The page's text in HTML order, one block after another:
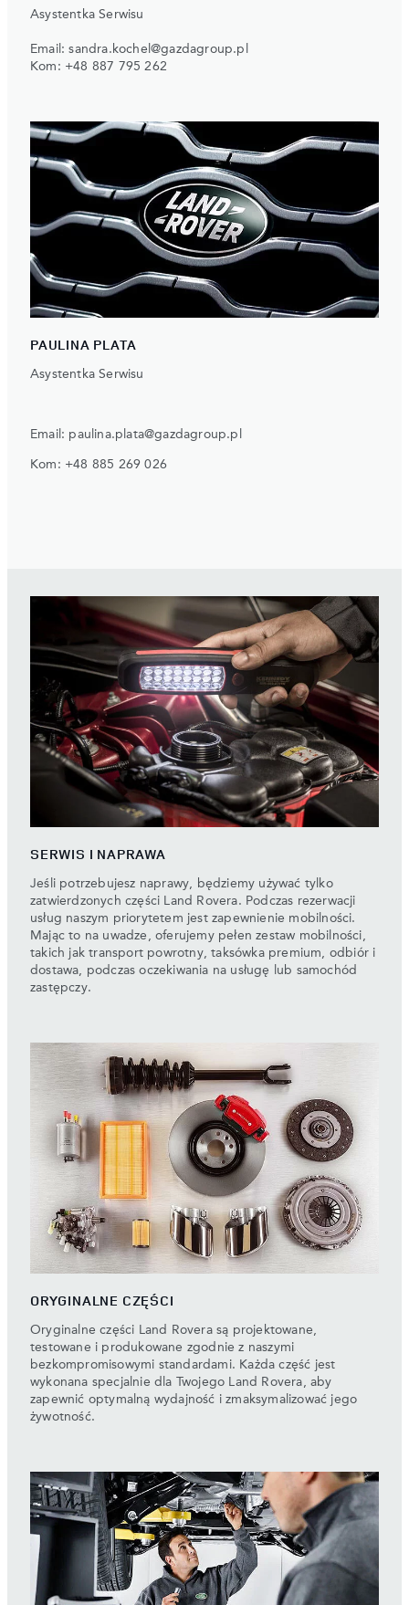
Asystentka Serwisu
Email:sandra.kochel@gazdagroup.pl
Kom: +48 887 795 262
PAULINA PLATA
Asystentka Serwisu
Email: paulina.plata@gazdagroup.pl
Kom: +48 885 269 026
SERWIS I NAPRAWA
Jeśli potrzebujesz naprawy, będziemy używać tylko
zatwierdzonych części Land Rovera. Podczas rezerwacji
usług naszym priorytetem jest zapewnienie mobilności.
Mając to na uwadze, oferujemy pełen zestaw mobilności,
takich jak transport powrotny, taksówka premium, odbiór i
dostawa, podczas oczekiwania na usługę lub samochód
zastępczy.
ORYGINALNE CZĘŚCI
Oryginalne części Land Rovera są projektowane,
testowane i produkowane zgodnie z naszymi
bezkompromisowymi standardami. Każda część jest
wykonana specjalnie dla Twojego Land Rovera, aby
zapewnić optymalną wydajność i zmaksymalizować jego
żywotność.